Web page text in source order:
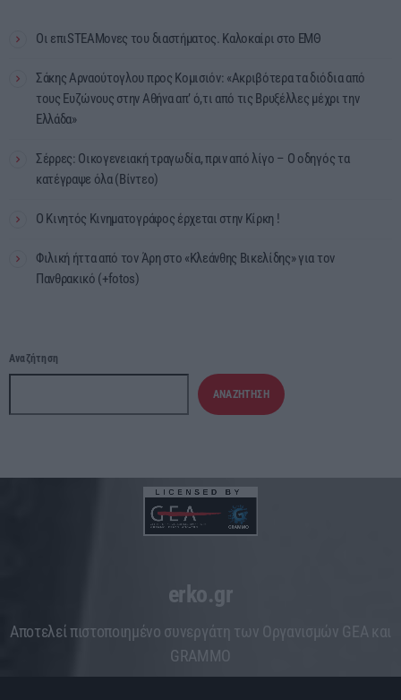
Οι επιSTEAMονες του διαστήματος. Καλοκαίρι στο ΕΜΘ
Σάκης Αρναούτογλου προς Κομισιόν: «Ακριβότερα τα διόδια από
τους Ευζώνους στην Αθήνα απ’ ό,τι από τις Βρυξέλλες μέχρι την
Ελλάδα»
Σέρρες: Οικογενειακή τραγωδία, πριν από λίγο – Ο οδηγός τα
κατέγραψε όλα (Βίντεο)
Ο Κινητός Κινηματογράφος έρχεται στην Κίρκη !
Φιλική ήττα από τον Άρη στο «Κλεάνθης Βικελίδης» για τον
Πανθρακικό (+fotos)
Αναζήτηση
ΑΝΑΖΉΤΗΣΗ
erko.gr
Aποτελεί πιστοποιημένο συνεργάτη των Οργανισμών GEA και
GRAMMO